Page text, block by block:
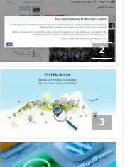
2
3